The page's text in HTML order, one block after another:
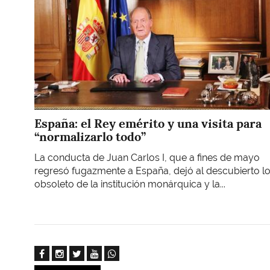
España: el Rey emérito y una visita para
“normalizarlo todo”
La conducta de Juan Carlos I, que a fines de mayo
regresó fugazmente a España, dejó al descubierto lo
obsoleto de la institución monárquica y la...